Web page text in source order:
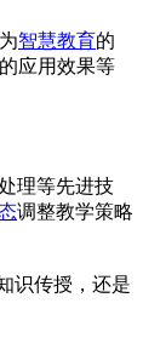
智慧教育的
应用效果等
理等先进技
调整教学策略
识传授，还是